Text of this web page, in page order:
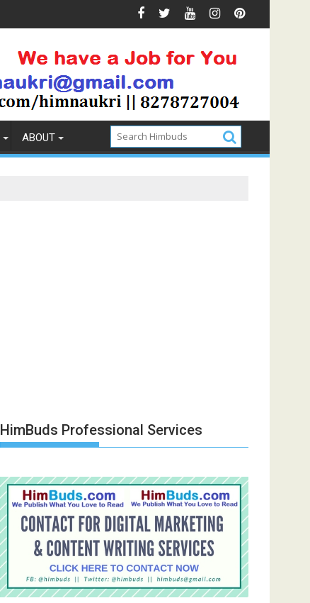
How to Pick the Best Memory Foam Mattress
ABOUT
HimBuds Professional Services